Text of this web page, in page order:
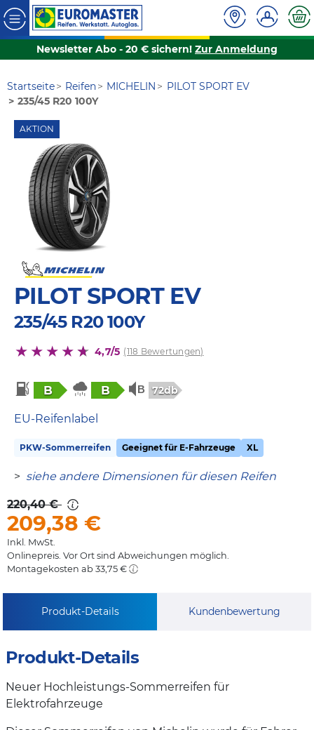
Newsletter Abo - 20 € sichern! Zur Anmeldung
Startseite Reifen MICHELIN
PILOT SPORT EV
235/45 R20 100Y
AKTION
PILOT SPORT EV
235/45 R20 100Y
4,7/5 (118 Bewertungen)
B B 72db
EU-Reifenlabel
PKW-Sommerreifen Geeignet für E-Fahrzeuge XL
> siehe andere Dimensionen für diesen Reifen
220,40 €
209,38 €
Inkl. MwSt.
Onlinepreis. Vor Ort sind Abweichungen möglich.
Montagekosten ab 33,75 €
Produkt-Details Kundenbewertung
Produkt-Details
Neuer Hochleistungs-Sommerreifen für
Elektrofahrzeuge